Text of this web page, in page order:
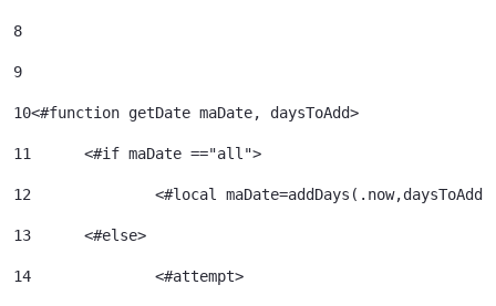
8
9
10<#function getDate maDate, daysToAdd>
11
	<#if maDate =="all">
12
<#local
13
	<#else>
14
		<#attempt>